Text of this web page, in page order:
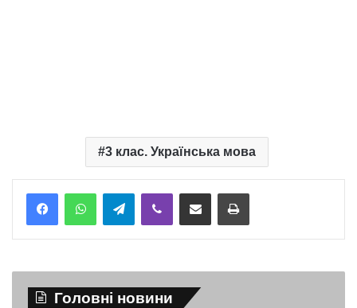
3 клас. Українська мова
TelegramViber Надіслати електронною поштоюНадрукувати
Головні новини